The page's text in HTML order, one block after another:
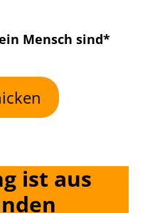
Mensch sind*
ist aus